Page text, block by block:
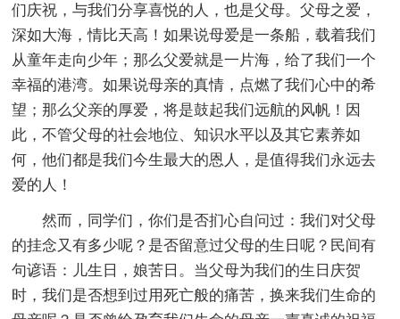
们庆祝，与我们分享喜悦的人，也是父母。父母之爱，
深如大海，情比天高！如果说母爱是一条船，载着我们
从童年走向少年；那么父爱就是一片海，给了我们一个
幸福的港湾。如果说母亲的真情，点燃了我们心中的希
望；那么父亲的厚爱，将是鼓起我们远航的风帆！因
此，不管父母的社会地位、知识水平以及其它素养如
何，他们都是我们今生最大的恩人，是值得我们永远去
爱的人！
然而，同学们，你们是否扪心自问过：我们对父母
的挂念又有多少呢？是否留意过父母的生日呢？民间有
句谚语：儿生日，娘苦日。当父母为我们的生日庆贺
时，我们是否想到过用死亡般的痛苦，换来我们生命的